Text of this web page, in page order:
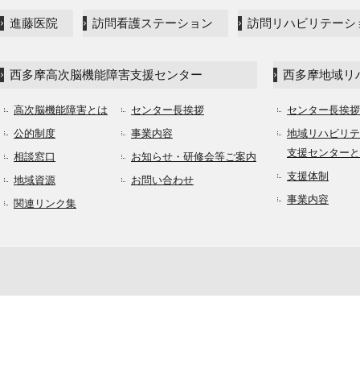
進藤医院 訪問看護ステーション 訪問リハビリテーシ
西多摩高次脳機能障害支援センター
高次脳機能障害とは
公的制度
相談窓口
地域資源
関連リンク集
センター長挨拶
事業内容
お知らせ・研修会等ご案内
お問い合わせ
西多摩地域リ
センター長挨拶
地域リハビリ
支援センター
支援体制
事業内容